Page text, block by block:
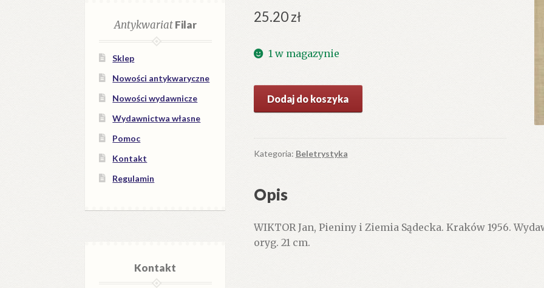
25.20zł
1 w magazynie
Pieniny
Ziemia
Sądecka
Dodaj do koszyka
Kategoria: Beletrystyka
Opis
WIKTOR Jan, Pieniny i Ziemia Sądecka. Kraków 1956.
oryg. 21 cm.
AntykwariatFilar
Sklep
Nowości antykwaryczne
Nowości wydawnicze
Wydawnictwa własne
Pomoc
Kontakt
Regulamin
Kontakt